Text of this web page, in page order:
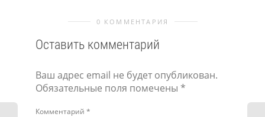
0 КОММЕНТАРИЯ
Оставить комментарий
Ваш адрес email не будет опубликован.
Обязательные поля помечены *
Комментарий *